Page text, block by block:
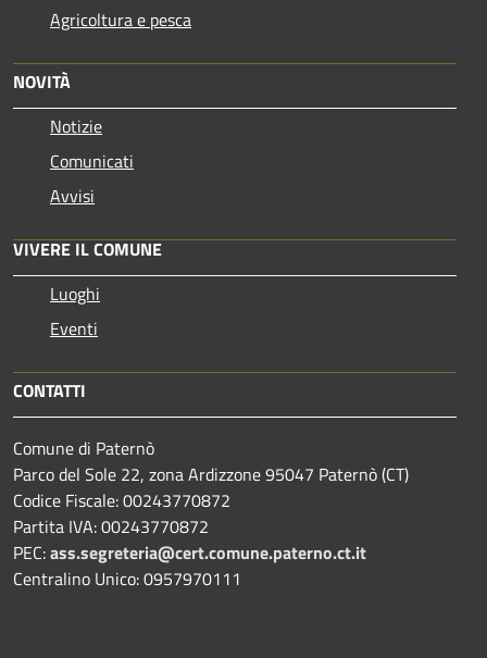
Agricoltura e pesca
NOVITÀ
Notizie
Comunicati
Avvisi
VIVERE IL COMUNE
Luoghi
Eventi
CONTATTI
Comune di Paternò
Parco del Sole 22, zona Ardizzone 95047 Paternò (CT)
Codice Fiscale: 00243770872
Partita IVA: 00243770872
PEC:ass.segreteria@cert.comune.paterno.ct.it
Centralino Unico: 0957970111